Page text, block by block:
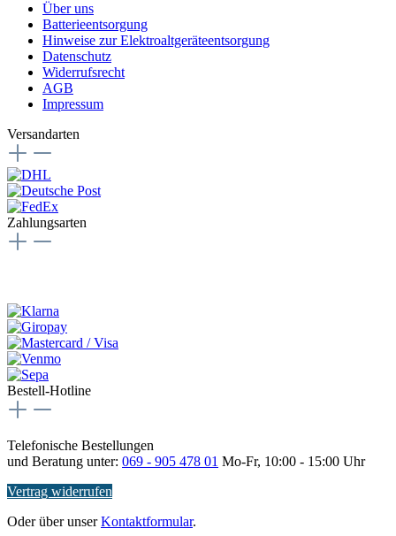
Über uns
Batterieentsorgung
Hinweise zur Elektroaltgeräteentsorgung
Datenschutz
Widerrufsrecht
AGB
Impressum
Versandarten
Zahlungsarten
Bestell-Hotline
Telefonische Bestellungen
und Beratung unter: 069 - 905 478 01 Mo-Fr, 10:00 - 15:00 Uhr
Vertrag widerrufen
Oder über unserKontaktformular.